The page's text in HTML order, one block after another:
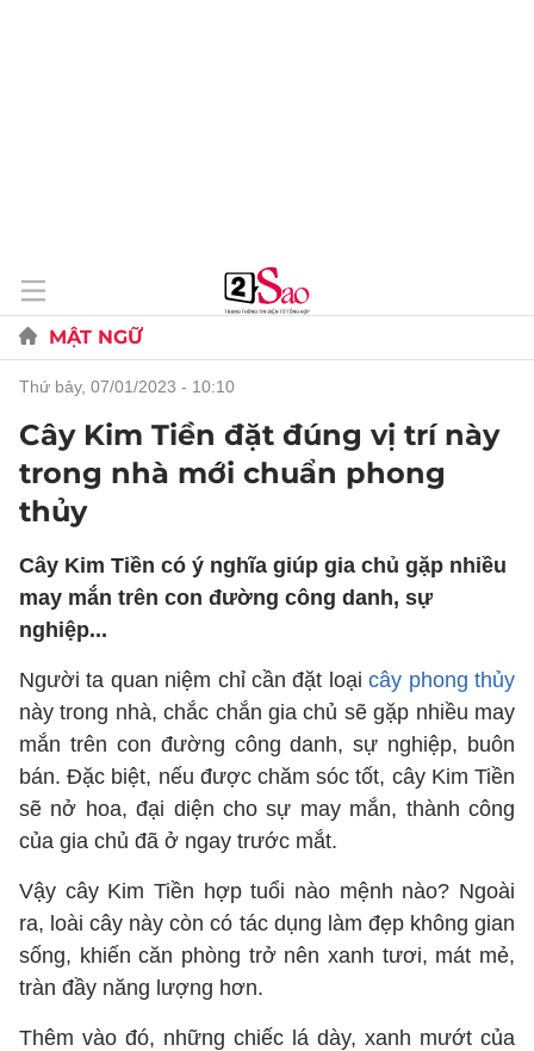
MẬT NGỮ
thứ bảy, 07/01/2023 - 10:10
Cây Kim Tiền đặt đúng vị trí này
trong nhà mới chuẩn phong
thủy
Cây Kim Tiền có ý nghĩa giúp gia chủ gặp nhiều
may mắn trên con đường công danh, sự
nghiệp...
Người ta quan niệm chỉ cần đặt loạicây phong thủy
này trong nhà, chắc chắn gia chủ sẽ gặp nhiều may
mắn trên con đường công danh, sự nghiệp, buôn
bán. Đặc biệt, nếu được chăm sóc tốt, cây Kim Tiền
sẽ nở hoa, đại diện cho sự may mắn, thành công
của gia chủ đã ở ngay trước mắt.
Vậy cây Kim Tiền hợp tuổi nào mệnh nào? Ngoài
ra, loài cây này còn có tác dụng làm đẹp không gian
sống, khiến căn phòng trở nên xanh tươi, mát mẻ,
tràn đầy năng lượng hơn.
Thêm vào đó, những chiếc lá dày, xanh mướt của